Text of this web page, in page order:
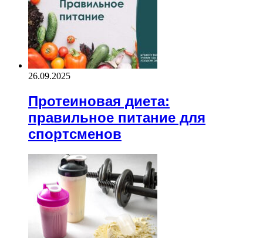
26.09.2025
Протеиновая диета:
правильное питание для
спортсменов